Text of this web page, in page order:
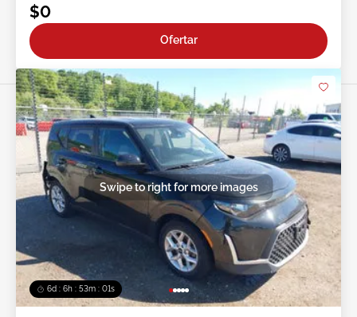
$0
Ofertar
6d : 6h : 52m : 58s
Swipe to right for more images